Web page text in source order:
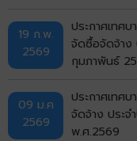
19 ก.พ.
2569
ประกาศเทศ
จัดซื้อจัดจ้าง
กุมภาพันธ์
09 ม.ค
2569
ประกาศเทศ
จัดจ้าง ประ
พ.ศ.2569